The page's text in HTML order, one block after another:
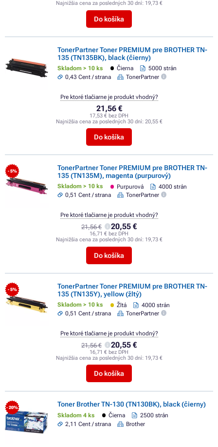
Najnižšia cena za posledných 30 dní: 19,73 €
Do košíka
TonerPartner Toner PREMIUM pre BROTHER TN-
135 (TN135BK), black (čierny)
Skladom > 10 ks Čierna
5000 strán
0,43 Cent / strana
TonerPartner
21,56 €
17,53 € bez DPH
Najnižšia cena za posledných 30 dní: 20,55 €
Do košíka
Pre ktoré tlačiarne je produkt vhodný?
- 5%
TonerPartner Toner PREMIUM pre BROTHER TN-
135 (TN135M), magenta (purpurový)
Skladom > 10 ks Purpurová
4000 strán
0,51 Cent / strana
TonerPartner
21,56 € 20,55 €
16,71 € bez DPH
Najnižšia cena za posledných 30 dní: 19,73 €
Do košíka
Pre ktoré tlačiarne je produkt vhodný?
- 5%
TonerPartner Toner PREMIUM pre BROTHER TN-
135 (TN135Y), yellow (žltý)
Skladom > 10 ks Žltá
4000 strán
0,51 Cent / strana
TonerPartner
21,56 € 20,55 €
16,71 € bez DPH
Najnižšia cena za posledných 30 dní: 19,73 €
Do košíka
Pre ktoré tlačiarne je produkt vhodný?
- 20% Toner Brother TN-130 (TN130BK), black (čierny)
Skladom 4 ks Čierna
2500 strán
2,11 Cent / strana
Brother